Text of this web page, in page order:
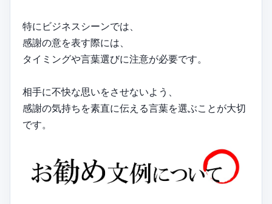
特にビジネスシーンでは、
感謝の意を表す際には、
タイミングや言葉選びに注意が必要です。
相手に不快な思いをさせないよう、
感謝の気持ちを素直に伝える言葉を選ぶことが大切
です。